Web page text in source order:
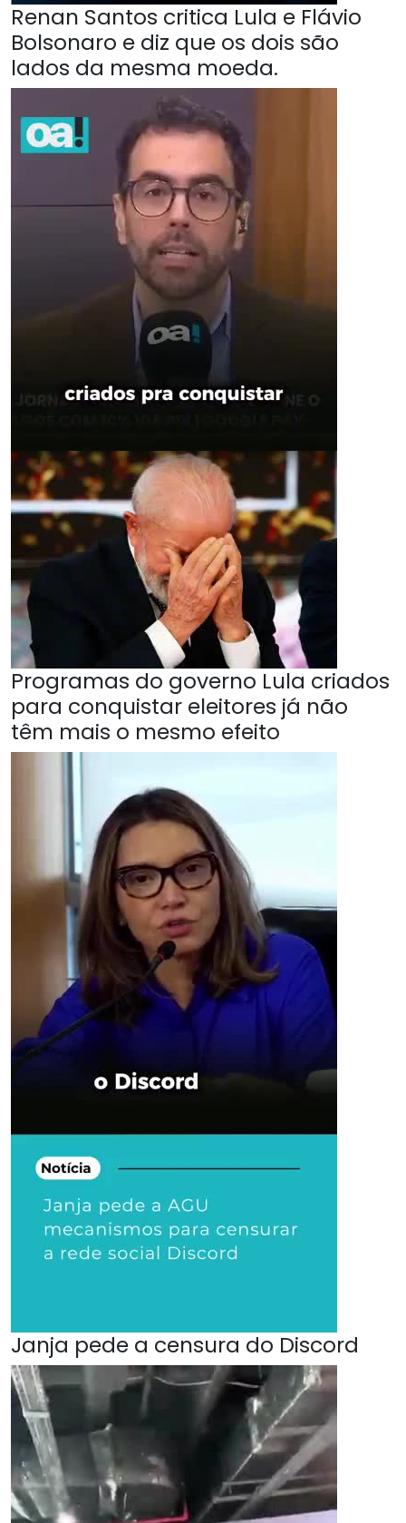
Renan Santos critica Lula e Flávio
Bolsonaro e diz que os dois são
lados da mesma moeda.
Programas do governo Lula criados
para conquistar eleitores já não
têm mais o mesmo efeito
Janja pede a censura do Discord